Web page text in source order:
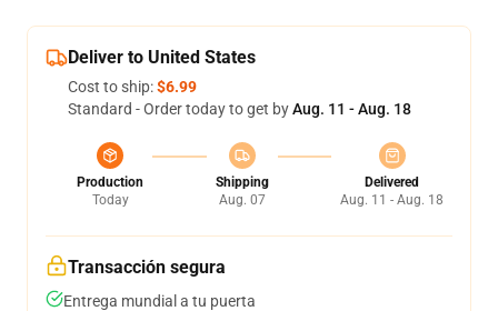
Deliver to United States
Cost to ship:$6.99
Standard - Order today to get byAug. 11 - Aug. 18
Production
Today
Shipping
Aug. 07
Delivered
Aug. 11 - Aug. 18
Transacción segura
Entrega mundial a tu puerta